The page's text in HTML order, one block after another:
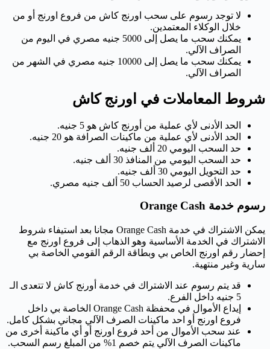
لا توجد رسوم على سحب اورنج كاش من فروع اورنج أو من
خلال الوكلاء المعتمدين.
يمكنك سحب ما يصل إلى 5000 جنيه مصري في اليوم من
الصراف الآلي.
يمكنك سحب ما يصل إلى 10000 جنيه مصري في الشهر من
الصراف الآلي.
شروط المعاملات في اورنج كاش
الحد الأدنى لأي عملية من أورنج كاش هو 5 جنيه.
الحد الأدنى لأي عملية من ماكينات الصرافة هو 20 جنيه.
حد السحب اليومي 20 ألف جنيه.
حد السحب اليومي من المنافذ 30 ألف جنيه.
حد التحويل اليومي 30 ألف جنيه.
الحد الأقصى لرصيد الحساب 50 ألف جنيه مصري.
رسوم خدمة Orange Cash
يمكن الاشتراك في خدمة Orange Cash مجانا بعد استيفاء شروط
الاشتراك في الخدمة الأساسية وهو الذهاب إلى فروع اورنج مع
إحضار رقم اورنج الخاص بي وبطاقة الرقم القومي الخاصة بي
سارية وغير منتهية.
قد يتم رسوم عند الاشتراك في خدمة أورنج كاش لا تتعدى الـ
5 جنيه داخل الفرع.
إيداع الأموال في محفظة Orange Cash الخاصة بي داخل
فروع اورنج أو احد ماكينات الصرف الآلي مجاني بشكل كامل.
عند سحب الأموال من أحد فروع اورنج أو أي ماكينة أخرى من
ماكينات الصرف الآلي يتم خصم 1‎% من المبلغ رسم السحب.